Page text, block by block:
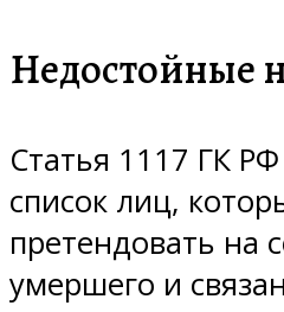
Недостойные
Статья 1117 ГК
список лиц,
претендовать на
умершего и